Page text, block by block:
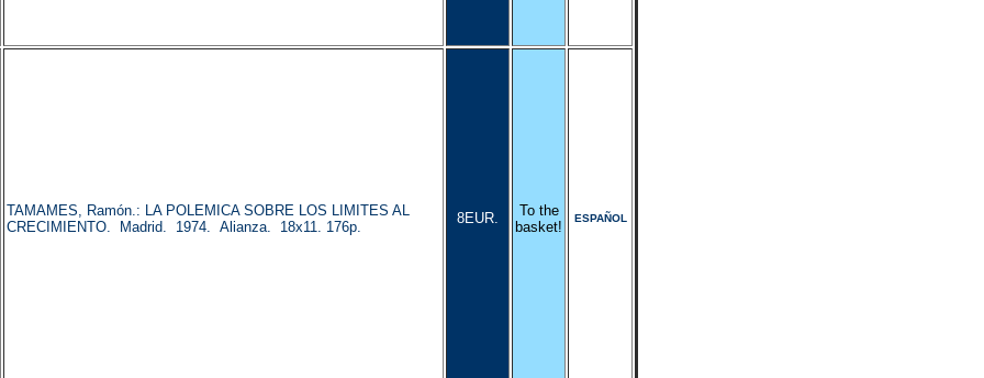
TAMAMES, Ramón.: LA POLEMICA SOBRE LOS LIMITES AL
CRECIMIENTO. Madrid. 1974. Alianza. 18x11. 176p.
8EUR.
To the
basket!
ESPAÑOL